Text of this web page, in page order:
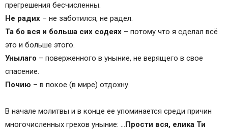
прегрешения бесчисленны.
Не радих – не заботился, не радел.
Та бо вся и больша сих содеях – потому что я сделал всё
это и больше этого.
Унылаго – поверженного в уныние, не верящего в свое
спасение.
Почию – в покое (в мире) отдохну.
В начале молитвы и в конце ее упоминается среди причин
многочисленных грехов уныние: …Прости вся, елика Ти